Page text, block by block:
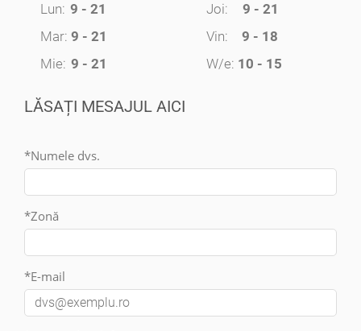
Lun: 9 - 21
Mar: 9 - 21
Mie: 9 - 21
Joi:
9 - 21
Vin:
9 - 18
W/e: 10 - 15
LĂSAȚI MESAJUL AICI
*Numele dvs.
*Zonă
*E-mail